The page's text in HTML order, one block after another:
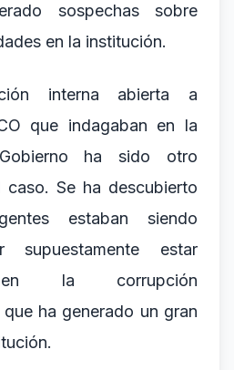
sospechas sobre
en la institución.
interna abierta a
que indagaban en la
ha sido otro
Se ha descubierto
estaban siendo
supuestamente estar
en la corrupción
ha generado un gran